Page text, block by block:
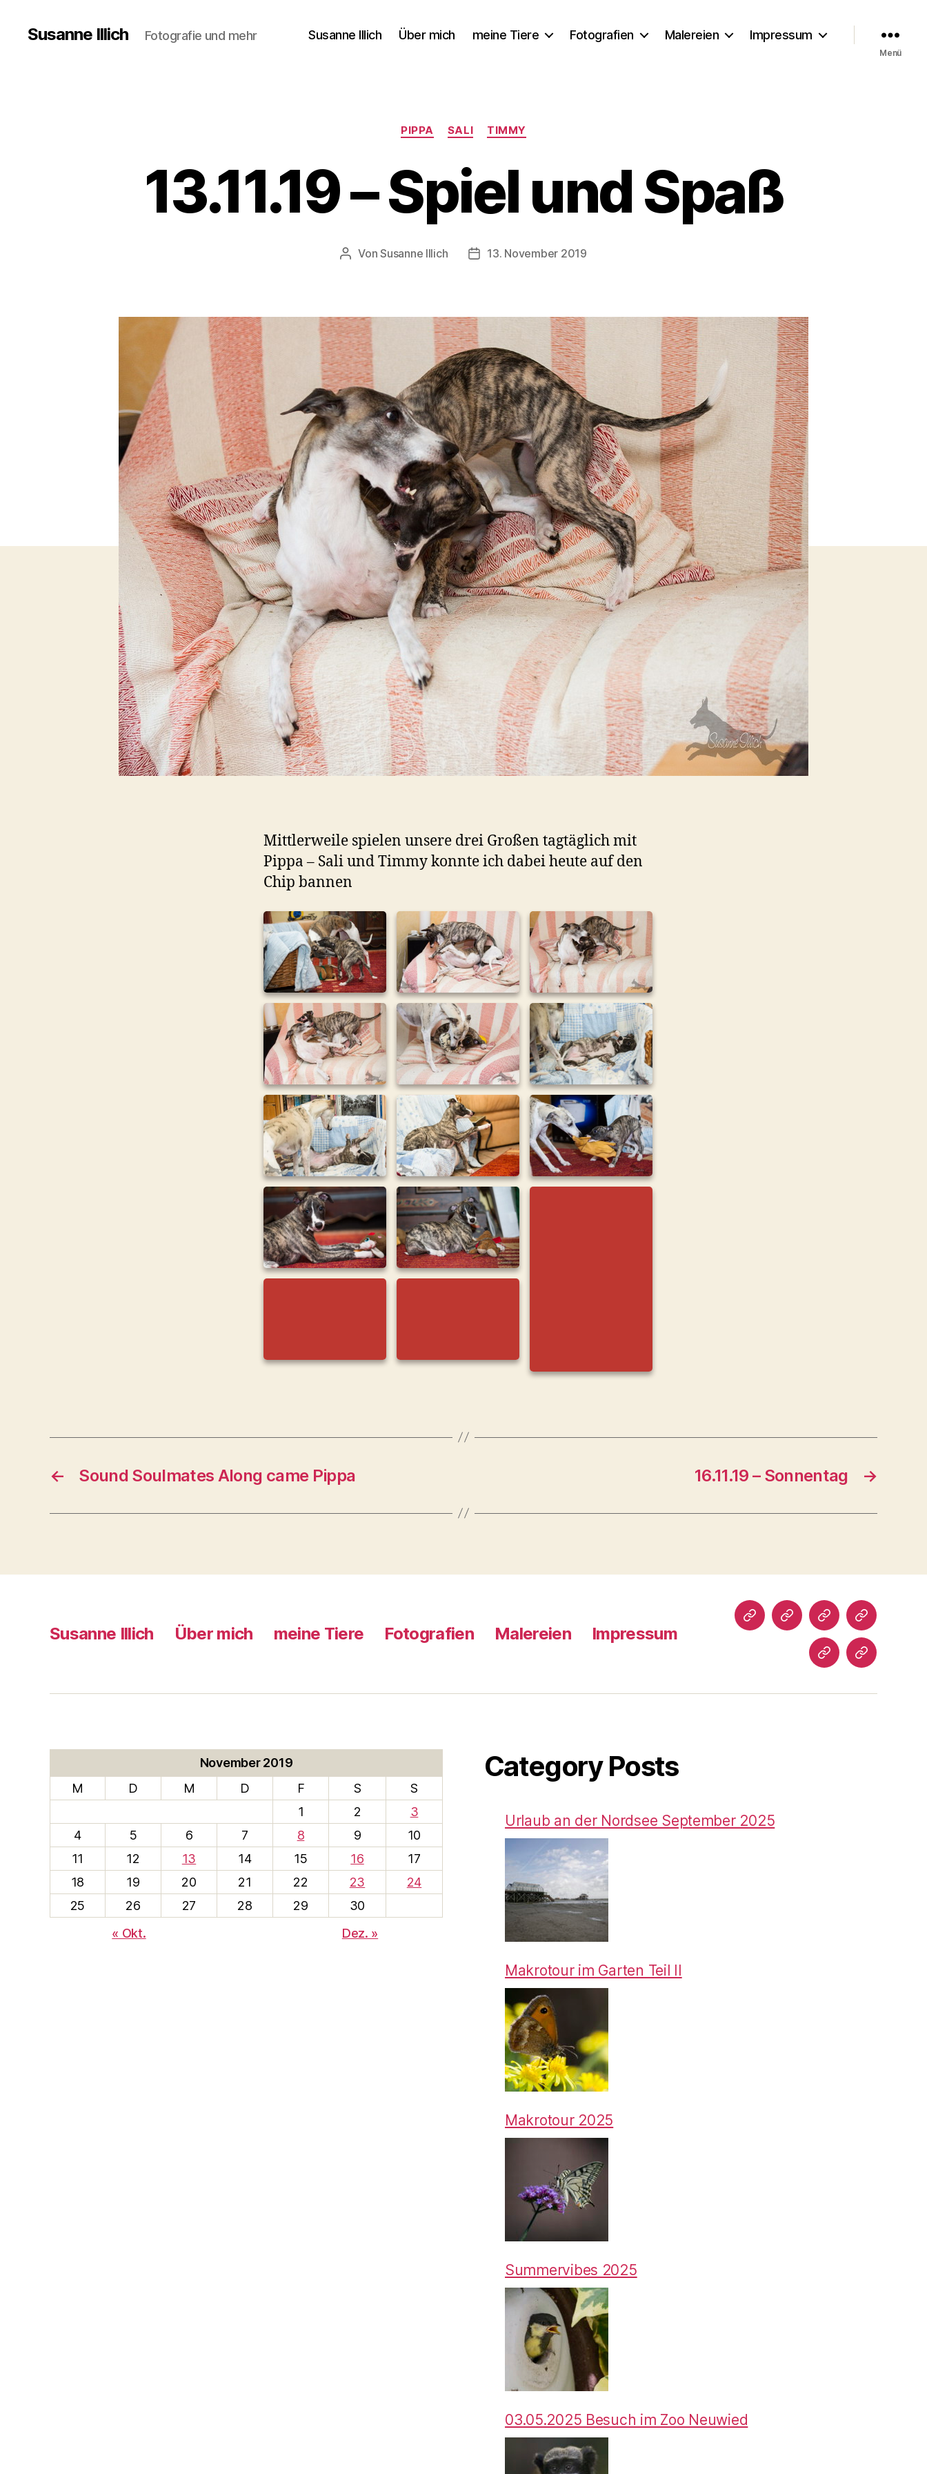
Susanne Illich Fotografie und mehr Susanne Illich Über mich meine Tiere Fotografien Malereien Impressum
Menü
Kategorien
PIPPA SALI TIMMY
13.11.19 – Spiel und Spaß
Beitragsautor
VonSusanne Illich Veröffentlichungsdatum
13. November 2019
Mittlerweile spielen unsere drei Großen tagtäglich mit
Pippa – Sali und Timmy konnte ich dabei heute auf den
Chip bannen
← Sound Soulmates Along came Pippa →
16.11.19 – Sonnentag
Susanne Illich Über mich meine Tiere Fotografien Malereien Impressum
SusanneÜber
mich
meine
Tiere
Fotografien
MalereienImpressum
November 2019
M
D M D F S
S
1
2
3
4
5 6 7 8 9
10
11
12 13 14 15 16
17
18
19 20 21 22 23
24
25
26 27 28 29
30
« Okt.
Dez. »
Category Posts
Urlaub an der Nordsee September 2025
Makrotour im Garten Teil II
Makrotour 2025
Summervibes 2025
03.05.2025 Besuch im Zoo Neuwied